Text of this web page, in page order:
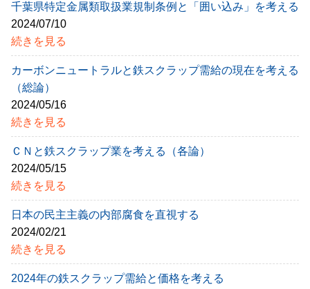
千葉県特定金属類取扱業規制条例と「囲い込み」を考える
2024/07/10
続きを見る
カーボンニュートラルと鉄スクラップ需給の現在を考える
（総論）
2024/05/16
続きを見る
ＣＮと鉄スクラップ業を考える（各論）
2024/05/15
続きを見る
日本の民主主義の内部腐食を直視する
2024/02/21
続きを見る
2024年の鉄スクラップ需給と価格を考える